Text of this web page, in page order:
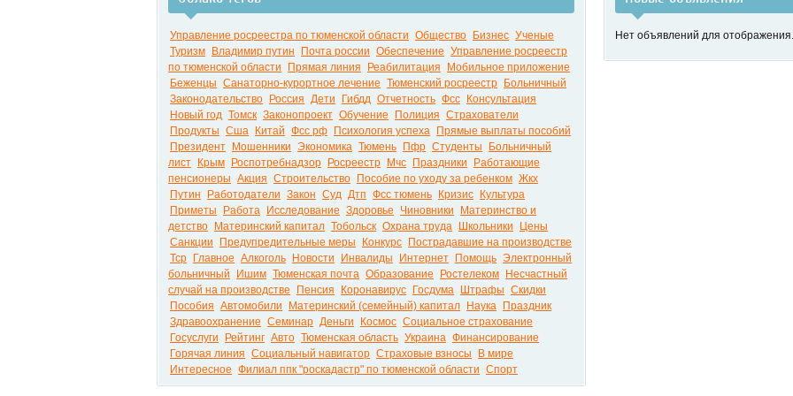
Управление росреестра по тюменской области Общество Бизнес Ученые
Туризм
Владимир путин Почта россии Обеспечение Управление росреестр
по тюменской области
Прямая линия Реабилитация
Мобильное приложение
Беженцы Санаторно-курортное лечение Тюменский росреестр
Больничный
Законодательство
Россия Дети Гибдд Отчетность Фсс
Консультация
Новый год Томск Законопроект Обучение Полиция Страхователи
Продукты Сша Китай Фсс рф Психология успеха
Прямые выплаты пособий
Президент
Мошенники Экономика Тюмень Пфр Студенты
Больничный
лист
Крым Роспотребнадзор Росреестр Мчс Праздники
Работающие
пенсионеры Акция Строительство Пособие по уходу за ребенком Жкх
Путин
Работодатели Закон Суд Дтп Фсс тюмень Кризис
Культура
Приметы
Работа Исследование Здоровье Чиновники
Материнство и
детство
Материнский капитал Тобольск Охрана труда Школьники
Цены
Санкции
Предупредительные меры Конкурс
Пострадавшие на производстве
Тср
Главное Алкоголь Новости Инвалиды Интернет Помощь Электронный
больничный
Ишим Тюменская почта Образование Ростелеком
Несчастный
случай на производстве
Пенсия Коронавирус Госдума Штрафы Скидки
Пособия Автомобили Материнский (семейный) капитал Наука
Праздник
Здравоохранение Семинар Деньги Космос Социальное страхование
Госуслуги
Рейтинг Авто Тюменская область Украина Финансирование
Горячая линия Социальный навигатор Страховые взносы
В мире
Интересное Филиал ппк "роскадастр" по тюменской области Спорт
Нет объявлений для отображения.